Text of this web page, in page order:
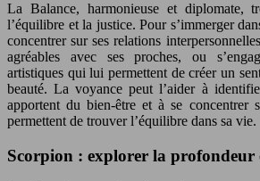
La Balance, harmonieuse et diplomate,
l’équilibre et la justice. Pour s’immerger
concentrer sur ses relations
agréables avec ses proches, ou
artistiques qui lui permettent de créer un
beauté. La voyance peut l’aider à
apportent du bien-être et à se concentrer
permettent de trouver l’équilibre dans sa vie.
Scorpion : explorer la profondeur